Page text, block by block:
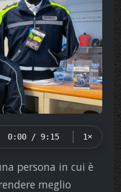
0:00 / 9:15 1×
persona in cui è
meglio